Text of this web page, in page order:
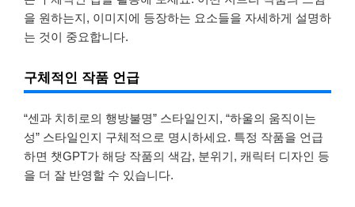
을 원하는지, 이미지에 등장하는 요소들을 자세하게 설명하
는 것이 중요합니다.
구체적인 작품 언급
“센과 치히로의 행방불명” 스타일인지, “하울의 움직이는
성” 스타일인지 구체적으로 명시하세요. 특정 작품을 언급
하면 챗GPT가 해당 작품의 색감, 분위기, 캐릭터 디자인 등
을 더 잘 반영할 수 있습니다.